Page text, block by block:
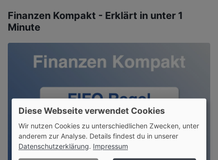
Finanzen Kompakt - Erklärt in unter 1
Minute
Diese Webseite verwendet Cookies
Wir nutzen Cookies zu unterschiedlichen Zwecken, unter
anderem zur Analyse. Details findest du in unserer
Datenschutzerklärung. Impressum